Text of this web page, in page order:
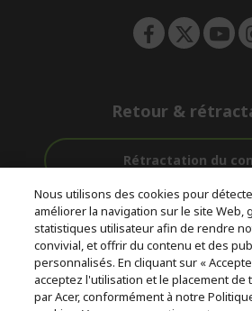
Retour &
Rétractation du
Livraison
Gratuite
avant et
vente
© 2026 Acer Inc.
CPYou BV est le revendeur et marchand
Nous utilisons des cookies pour
améliorer la navigation sur le site Web,
statistiques utilisateur afin de rendre
convivial, et offrir du contenu et des
personnalisés. En cliquant sur «
acceptez l'utilisation et le placement de
par Acer, conformément à notre